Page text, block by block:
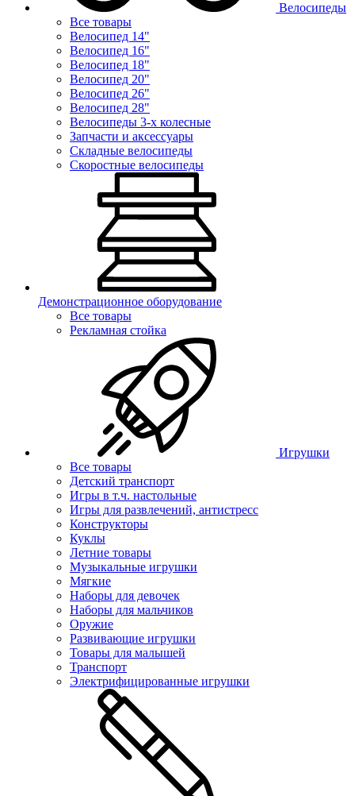
Велосипеды
Все товары
Велосипед 14"
Велосипед 16"
Велосипед 18"
Велосипед 20"
Велосипед 26"
Велосипед 28"
Велосипеды 3-х колесные
Запчасти и аксессуары
Складные велосипеды
Скоростные велосипеды
Демонстрационное оборудование
Все товары
Рекламная стойка
Игрушки
Все товары
Детский транспорт
Игры в т.ч. настольные
Игры для развлечений, антистресс
Конструкторы
Куклы
Летние товары
Музыкальные игрушки
Мягкие
Наборы для девочек
Наборы для мальчиков
Оружие
Развивающие игрушки
Товары для малышей
Транспорт
Электрифицированные игрушки